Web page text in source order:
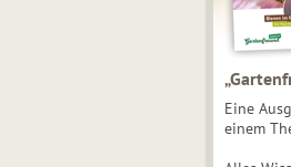
Eine
einem